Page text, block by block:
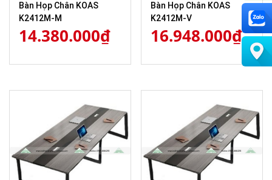
Bàn Họp Chân KOAS
K2412M-M
14.380.000₫
Bàn Họp Chân KOAS
K2412M-V
16.948.000₫